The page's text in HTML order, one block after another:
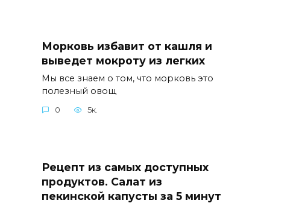
Морковь избавит от кашля и
выведет мокроту из легких
Мы все знаем о том, что морковь это
полезный овощ
0 5к.
Рецепт из самых доступных
продуктов. Салат из
пекинской капусты за 5 минут